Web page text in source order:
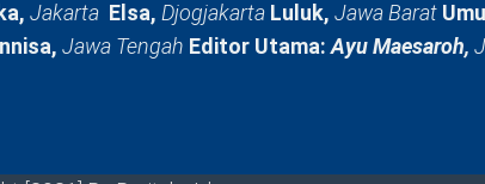
Jakarta Elsa, Djogjakarta Luluk, Jawa Barat
Jawa Tengah Editor Utama:Ayu Maesaroh,